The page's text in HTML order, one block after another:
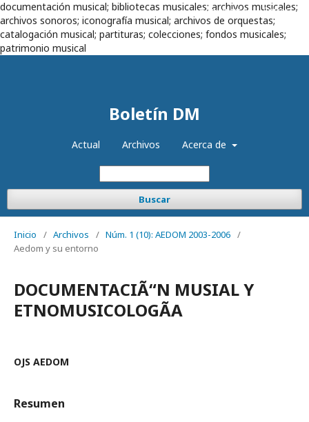
documentación musical; bibliotecas musicales; archivos musicales;
archivos sonoros; iconografía musical; archivos de orquestas;
catalogación musical; partituras; colecciones; fondos musicales;
patrimonio musical
Boletín DM
Actual Archivos Acerca de
Buscar
Registrarse Entrar
Inicio / Archivos / Núm. 1 (10): AEDOM 2003-2006 /
Aedom y su entorno
DOCUMENTACIÃ“N MUSIAL Y
ETNOMUSICOLOGÃA
OJS AEDOM
Resumen